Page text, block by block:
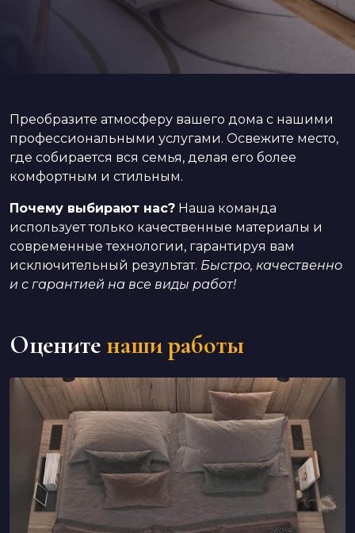
Преобразите атмосферу вашего дома с нашими
профессиональными услугами. Освежите место,
где собирается вся семья, делая его более
комфортным и стильным.
Почему выбирают нас? Наша команда
использует только качественные материалы и
современные технологии, гарантируя вам
исключительный результат. Быстро, качественно
и с гарантией на все виды работ!
Оцените наши работы